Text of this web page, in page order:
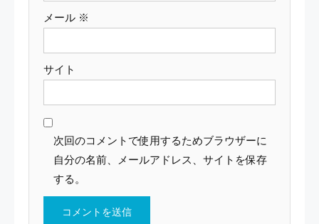
メール ※
サイト
次回のコメントで使用するためブラウザーに
自分の名前、メールアドレス、サイトを保存
する。